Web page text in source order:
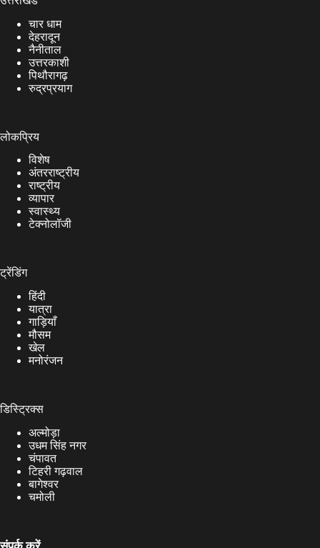
चार धाम
देहरादून
नैनीताल
उत्तरकाशी
पिथौरागढ़
रुद्रप्रयाग
लोकप्रिय
विशेष
अंतरराष्ट्रीय
राष्ट्रीय
व्यापार
स्वास्थ्य
टेक्नोलॉजी
ट्रेंडिंग
हिंदी
यात्रा
गाड़ियाँ
मौसम
खेल
मनोरंजन
डिस्ट्रिक्स
अल्मोड़ा
उधम सिंह नगर
चंपावत
टिहरी गढ़वाल
बागेश्वर
चमोली